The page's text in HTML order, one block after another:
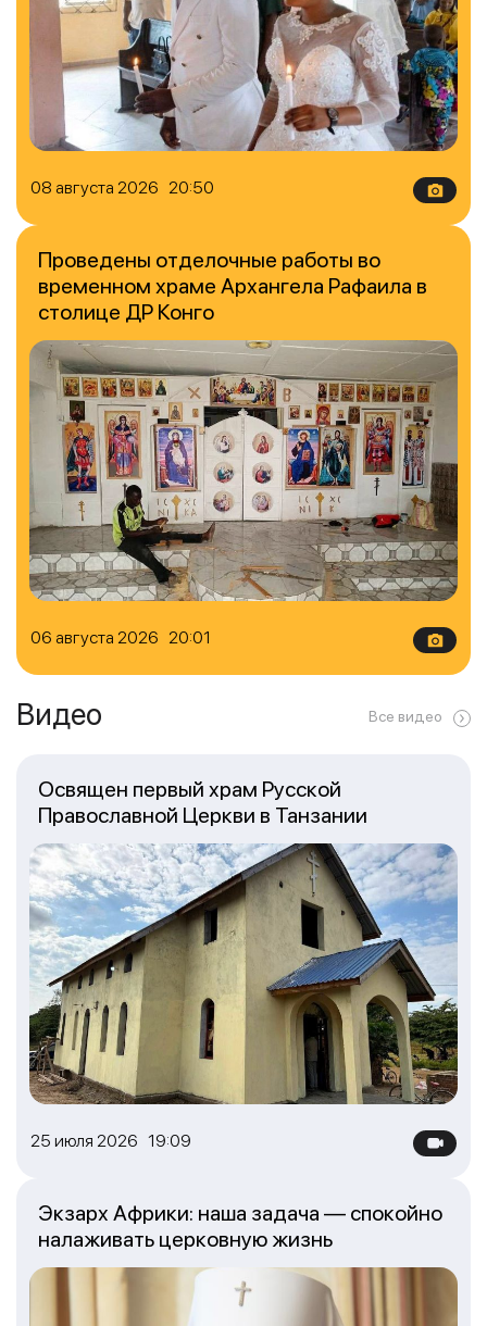
08 августа 2026 20:50
06 августа 2026 20:01
Проведены отделочные работы во
временном храме Архангела Рафаила в
столице ДР Конго
Видео Все видео
25 июля 2026 19:09
Освящен первый храм Русской
Православной Церкви в Танзании
Экзарх Африки: наша задача — спокойно
налаживать церковную жизнь